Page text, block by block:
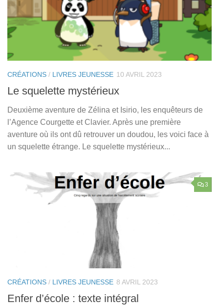
CRÉATIONS / LIVRES JEUNESSE 10 AVRIL 2023
Le squelette mystérieux
Deuxième aventure de Zélina et Isirio, les enquêteurs de
l’Agence Courgette et Clavier. Après une première
aventure où ils ont dû retrouver un doudou, les voici face à
un squelette étrange. Le squelette mystérieux...
3
CRÉATIONS / LIVRES JEUNESSE 8 AVRIL 2023
Enfer d’école : texte intégral